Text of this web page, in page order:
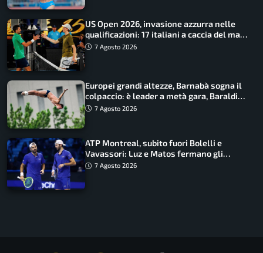
US Open 2026, invasione azzurra nelle
qualificazioni: 17 italiani a caccia del main
draw7 Agosto 2026
Europei grandi altezze, Barnabà sogna il
colpaccio: è leader a metà gara, Baraldi
ancora in corsa
7 Agosto 2026
ATP Montreal, subito fuori Bolelli e
Vavassori: Luz e Matos fermano gli
azzurri
7 Agosto 2026